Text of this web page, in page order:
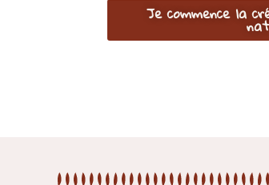
Je commence la